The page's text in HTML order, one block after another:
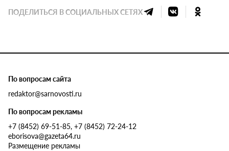
ПОДЕЛИТЬСЯ В СОЦИАЛЬНЫХ СЕТЯХ
По вопросам сайта
redaktor@sarnovosti.ru
По вопросам рекламы
+7 (8452) 69-51-85, +7 (8452) 72-24-12
eborisova@gazeta64.ru
Размещение рекламы